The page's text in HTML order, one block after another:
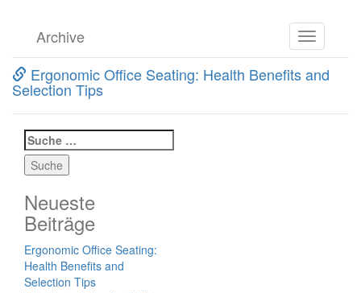
the
content
Archive
Toggle
navigation
Ergonomic Office Seating: Health Benefits and
Selection Tips
Suche
nach:
Neueste
Beiträge
Ergonomic Office Seating:
Health Benefits and
Selection Tips